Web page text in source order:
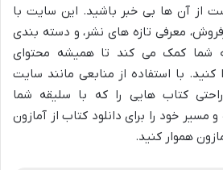
از آن ها بی خبر باشید. این سایت با
معرفی تازه های نشر، و دسته بندی
شما کمک می کند تا همیشه محتوای
با استفاده از منابعی مانند سایت
کتاب هایی را که با سلیقه شما
و مسیر خود را برای دانلود کتاب از آمازون
هموار کنید.